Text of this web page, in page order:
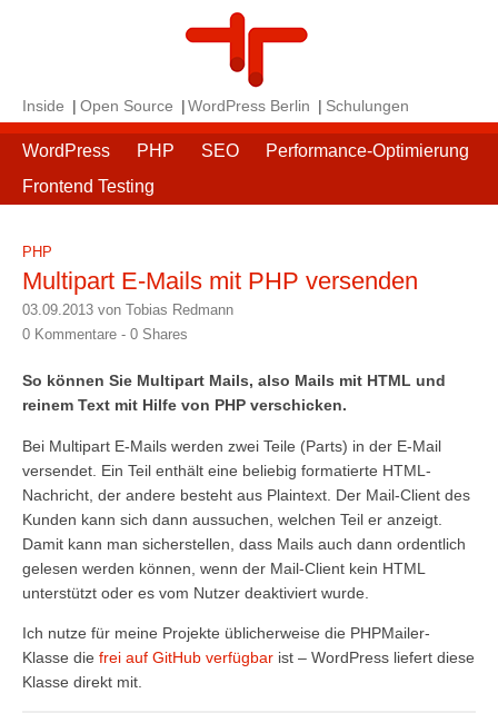
Inside Open Source WordPress Berlin Schulungen
WordPress PHP SEO
Performance-Optimierung
Frontend Testing
PHP
Multipart E-Mails mit PHP versenden
03.09.2013 von Tobias Redmann
0 Kommentare - 0 Shares
So können Sie Multipart Mails, also Mails mit HTML und
reinem Text mit Hilfe von PHP verschicken.
Bei Multipart E-Mails werden zwei Teile (Parts) in der E-Mail
versendet. Ein Teil enthält eine beliebig formatierte HTML-
Nachricht, der andere besteht aus Plaintext. Der Mail-Client des
Kunden kann sich dann aussuchen, welchen Teil er anzeigt.
Damit kann man sicherstellen, dass Mails auch dann ordentlich
gelesen werden können, wenn der Mail-Client kein HTML
unterstützt oder es vom Nutzer deaktiviert wurde.
Ich nutze für meine Projekte üblicherweise die PHPMailer-
Klasse die frei auf GitHub verfügbar ist – WordPress liefert diese
Klasse direkt mit.